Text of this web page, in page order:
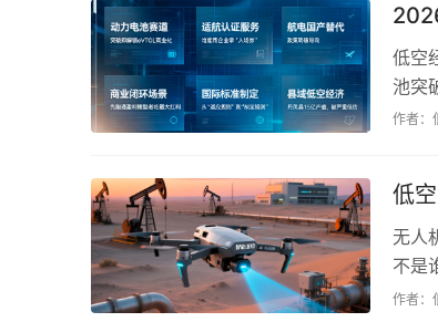
低空
池突
县域
作者：
低
无人
不是
装飞
作者：